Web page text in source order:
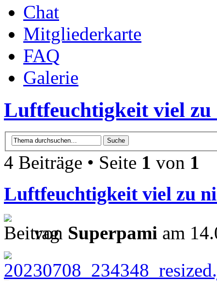
Chat
Mitgliederkarte
FAQ
Galerie
Luftfeuchtigkeit viel
4 Beiträge • Seite 1 von 1
Luftfeuchtigkeit viel zu
von Superpami am